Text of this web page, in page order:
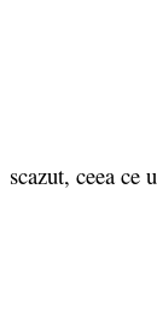
scazut, ceea ce